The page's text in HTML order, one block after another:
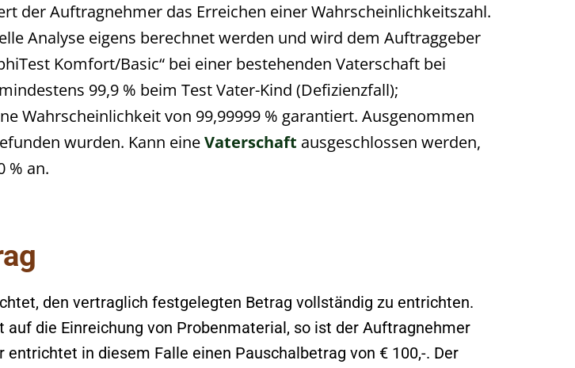
der Auftragnehmer das Erreichen einer Wahrscheinlichkeitszahl.
Analyse eigens berechnet werden und wird dem Auftraggeber
Komfort/Basic“ bei einer bestehenden Vaterschaft bei
99,9 % beim Test Vater-Kind (Defizienzfall);
Wahrscheinlichkeit von 99,99999 % garantiert. Ausgenommen
wurden. Kann eineVaterschaft ausgeschlossen werden,
% an.
den vertraglich festgelegten Betrag vollständig zu entrichten.
die Einreichung von Probenmaterial, so ist der Auftragnehmer
in diesem Falle einen Pauschalbetrag von € 100,-. Der